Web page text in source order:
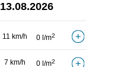
13.08.2026
11 km/h 0 l/m2
7 km/h 0 l/m2